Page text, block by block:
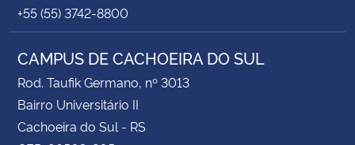
+55 (55) 3742-8800
CAMPUS DE CACHOEIRA DO SUL
Rod. Taufik Germano, nº 3013
Bairro Universitário II
Cachoeira do Sul - RS